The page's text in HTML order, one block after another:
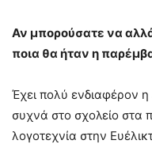
Αν μπορούσατε να
ποια θα ήταν η
Έχει πολύ ενδιαφέρον
συχνά στο σχολείο στα
λογοτεχνία στην